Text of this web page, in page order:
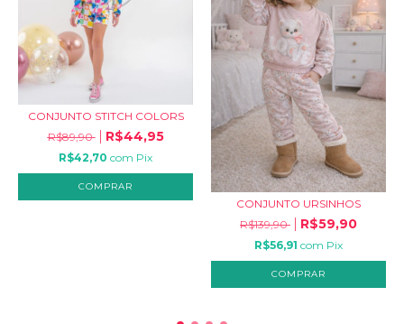
CONJUNTO STITCH COLORS
R$89,90
R$44,95
R$42,70 com Pix
COMPRAR
CONJUNTO URSINHOS
R$139,90
R$59,90
R$56,91 com Pix
COMPRAR